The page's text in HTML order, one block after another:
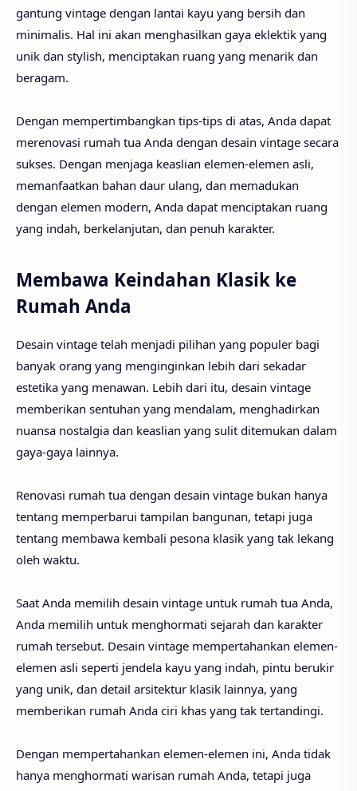
gantung vintage dengan lantai kayu yang bersih dan
minimalis. Hal ini akan menghasilkan gaya eklektik yang
unik dan stylish, menciptakan ruang yang menarik dan
beragam.
Dengan mempertimbangkan tips-tips di atas, Anda dapat
merenovasi rumah tua Anda dengan desain vintage secara
sukses. Dengan menjaga keaslian elemen-elemen asli,
memanfaatkan bahan daur ulang, dan memadukan
dengan elemen modern, Anda dapat menciptakan ruang
yang indah, berkelanjutan, dan penuh karakter.
Membawa Keindahan Klasik ke
Rumah Anda
Desain vintage telah menjadi pilihan yang populer bagi
banyak orang yang menginginkan lebih dari sekadar
estetika yang menawan. Lebih dari itu, desain vintage
memberikan sentuhan yang mendalam, menghadirkan
nuansa nostalgia dan keaslian yang sulit ditemukan dalam
gaya-gaya lainnya.
Renovasi rumah tua dengan desain vintage bukan hanya
tentang memperbarui tampilan bangunan, tetapi juga
tentang membawa kembali pesona klasik yang tak lekang
oleh waktu.
Saat Anda memilih desain vintage untuk rumah tua Anda,
Anda memilih untuk menghormati sejarah dan karakter
rumah tersebut. Desain vintage mempertahankan elemen-
elemen asli seperti jendela kayu yang indah, pintu berukir
yang unik, dan detail arsitektur klasik lainnya, yang
memberikan rumah Anda ciri khas yang tak tertandingi.
Dengan mempertahankan elemen-elemen ini, Anda tidak
hanya menghormati warisan rumah Anda, tetapi juga